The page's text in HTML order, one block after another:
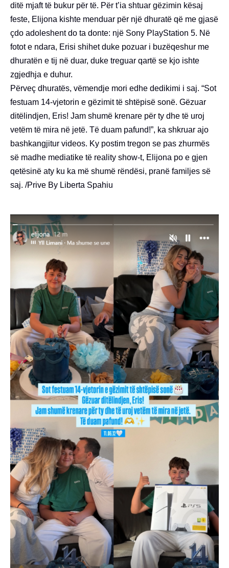
ditë mjaft të bukur për të. Për t’ia shtuar gëzimin kësaj
feste, Elijona kishte menduar për një dhuratë që me gjasë
çdo adoleshent do ta donte: një Sony PlayStation 5. Në
fotot e ndara, Erisi shihet duke pozuar i buzëqeshur me
dhuratën e tij në duar, duke treguar qartë se kjo ishte
zgjedhja e duhur.
Përveç dhuratës, vëmendje mori edhe dedikimi i saj. “Sot
festuam 14-vjetorin e gëzimit të shtëpisë sonë. Gëzuar
ditëlindjen, Eris! Jam shumë krenare për ty dhe të uroj
vetëm të mira në jetë. Të duam pafund!”, ka shkruar ajo
bashkangjitur videos. Ky postim tregon se pas zhurmës
së madhe mediatike të reality show-t, Elijona po e gjen
qetësinë aty ku ka më shumë rëndësi, pranë familjes së
saj. /Prive By Liberta Spahiu